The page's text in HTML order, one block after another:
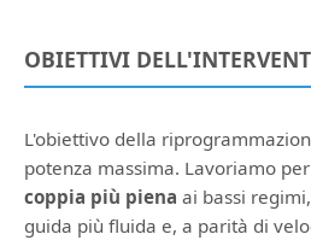
OBIETTIVI
L'obiettivo della
potenza massima. Lavoriamo
coppia più piena ai bassi
guida più fluida e, a parità di